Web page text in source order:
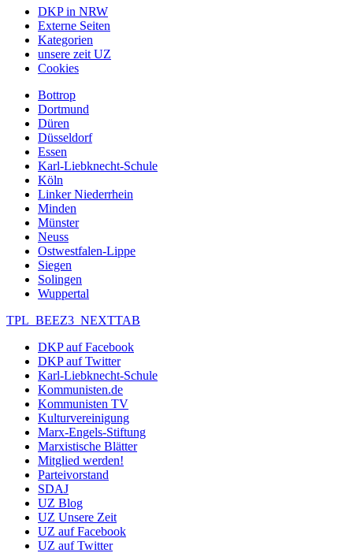
DKP in NRW
Externe Seiten
Kategorien
unsere zeit UZ
Cookies
Bottrop
Dortmund
Düren
Düsseldorf
Essen
Karl-Liebknecht-Schule
Köln
Linker Niederrhein
Minden
Münster
Neuss
Ostwestfalen-Lippe
Siegen
Solingen
Wuppertal
TPL_BEEZ3_NEXTTAB
DKP auf Facebook
DKP auf Twitter
Karl-Liebknecht-Schule
Kommunisten.de
Kommunisten TV
Kulturvereinigung
Marx-Engels-Stiftung
Marxistische Blätter
Mitglied werden!
Parteivorstand
SDAJ
UZ Blog
UZ Unsere Zeit
UZ auf Facebook
UZ auf Twitter